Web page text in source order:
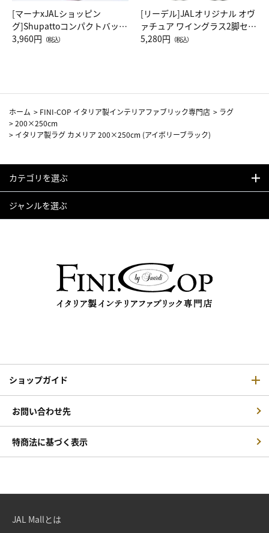
[マーナxJALショッピン
グ]Shupattoコンパクトバッグ
Drop JAL客室乗務員（LC）ス
3,960円 （税込）
[リーデル]JALオリジナル オヴ
ァチュア ワイングラス2脚セッ
ト（レッドワイン）
5,280円 （税込）
ホーム > FINI-COP イタリア製インテリアファブリック専門店 > ラグ
>200×250cm
> イタリア製ラグ カメリア 200×250cm (アイボリーブラック)
カテゴリを選ぶ
ジャンルを選ぶ
ショップガイド
お問い合わせ先
特商法に基づく表示
JAL Mallとは